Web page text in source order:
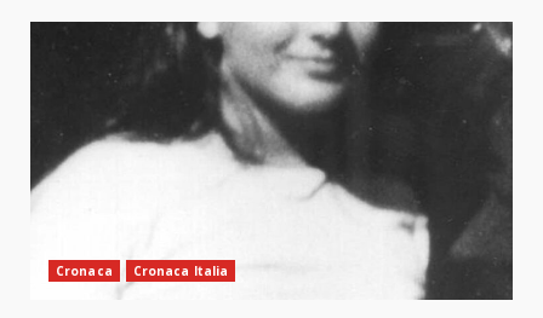
Cronaca Cronaca Italia